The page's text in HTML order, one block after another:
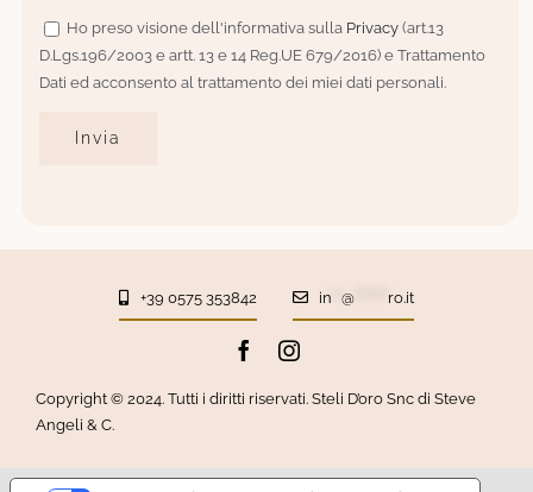
Ho preso visione dell'informativa sulla Privacy (art.13
D.Lgs.196/2003 e artt. 13 e 14 Reg.UE 679/2016) e Trattamento
Dati ed acconsento al trattamento dei miei dati personali.
+39 0575 353842 in @******* ro.it
Copyright © 2024. Tutti i diritti riservati. Steli D’oro Snc di Steve
Angeli & C.